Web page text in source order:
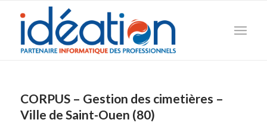
CORPUS – Gestion des cimetières –
Ville de Saint-Ouen (80)